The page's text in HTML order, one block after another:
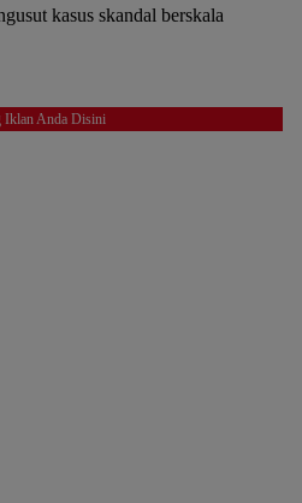
kasus skandal berskala
Iklan Anda Disini